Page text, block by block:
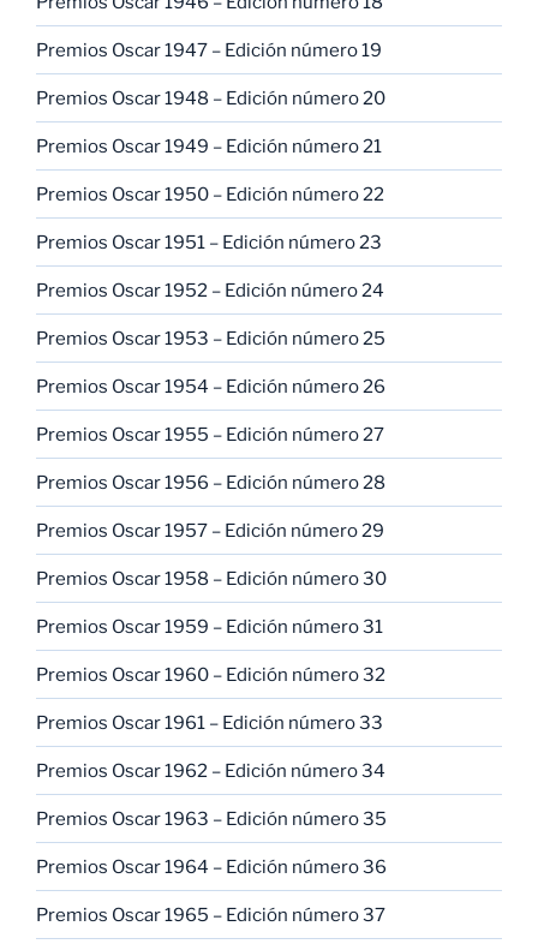
Premios Oscar 1947 – Edición número 19
Premios Oscar 1948 – Edición número 20
Premios Oscar 1949 – Edición número 21
Premios Oscar 1950 – Edición número 22
Premios Oscar 1951 – Edición número 23
Premios Oscar 1952 – Edición número 24
Premios Oscar 1953 – Edición número 25
Premios Oscar 1954 – Edición número 26
Premios Oscar 1955 – Edición número 27
Premios Oscar 1956 – Edición número 28
Premios Oscar 1957 – Edición número 29
Premios Oscar 1958 – Edición número 30
Premios Oscar 1959 – Edición número 31
Premios Oscar 1960 – Edición número 32
Premios Oscar 1961 – Edición número 33
Premios Oscar 1962 – Edición número 34
Premios Oscar 1963 – Edición número 35
Premios Oscar 1964 – Edición número 36
Premios Oscar 1965 – Edición número 37